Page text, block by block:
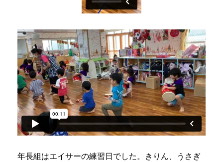
年長組はエイサーの練習日でした。きりん、うさぎ